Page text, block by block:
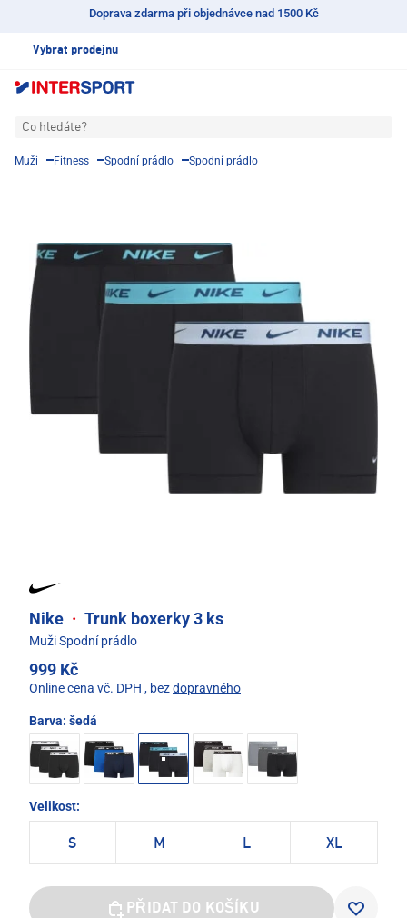
Doprava zdarma při objednávce nad 1500 Kč
Vybrat prodejnu
Co hledáte?
Muži Fitness Spodní prádlo Spodní prádlo
Nike · Trunk boxerky 3 ks
Muži Spodní prádlo
999 Kč
Online cena vč. DPH , bezdopravného
Barva: šedá
Velikost:
S M L XL
PŘIDAT DO KOŠÍKU